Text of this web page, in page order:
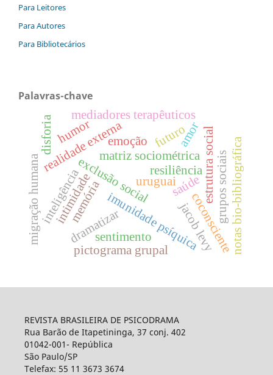
Para Leitores
Para Autores
Para Bibliotecários
Palavras-chave
exclusão social
imunidade psíquica
pictograma grupal
dramatizar
matriz sociométrica
realidade externa estrutura social
amor
intimidade
resiliência
saúde
coconsciente
grupos sociais
migração humana uruguai
memória notas bio-bibliográfica
mediadores terapêuticos
emoção
jacob levy
inteligência
disforia
sentimento
humor futuro
REVISTA BRASILEIRA DE PSICODRAMA
Rua Barão de Itapetininga, 37 conj. 402
01042-001- República
São Paulo/SP
Telefax: 55 11 3673 3674